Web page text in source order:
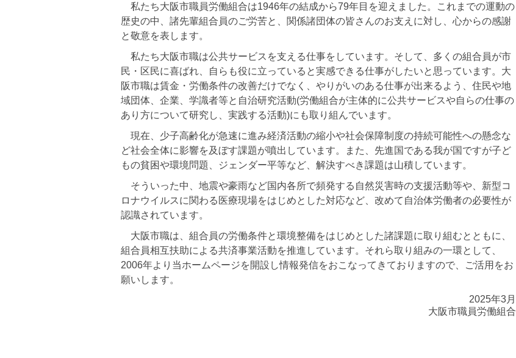
私たち大阪市職員労働組合は1946年の結成から79年目を迎えました。これまでの運動の
歴史の中、諸先輩組合員のご労苦と、関係諸団体の皆さんのお支えに対し、心からの感謝
と敬意を表します。
私たち大阪市職は公共サービスを支える仕事をしています。そして、多くの組合員が市
民・区民に喜ばれ、自らも役に立っていると実感できる仕事がしたいと思っています。大
阪市職は賃金・労働条件の改善だけでなく、やりがいのある仕事が出来るよう、住民や地
域団体、企業、学識者等と自治研究活動(労働組合が主体的に公共サービスや自らの仕事の
あり方について研究し、実践する活動)にも取り組んでいます。
現在、少子高齢化が急速に進み経済活動の縮小や社会保障制度の持続可能性への懸念な
ど社会全体に影響を及ぼす課題が噴出しています。また、先進国である我が国ですが子ど
もの貧困や環境問題、ジェンダー平等など、解決すべき課題は山積しています。
そういった中、地震や豪雨など国内各所で頻発する自然災害時の支援活動等や、新型コ
ロナウイルスに関わる医療現場をはじめとした対応など、改めて自治体労働者の必要性が
認識されています。
大阪市職は、組合員の労働条件と環境整備をはじめとした諸課題に取り組むとともに、
組合員相互扶助による共済事業活動を推進しています。それら取り組みの一環として、
2006年より当ホームページを開設し情報発信をおこなってきておりますので、ご活用をお
願いします。
2025年3月
大阪市職員労働組合